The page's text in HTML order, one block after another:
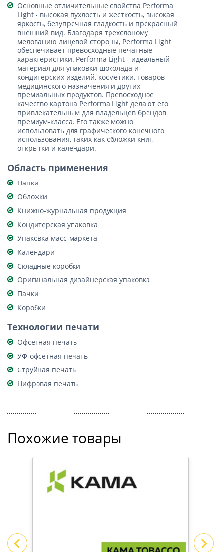
Основные отличительные свойства Performa
Light - высокая пухлость и жесткость, высокая
яркость, безупречная гладкость и прекрасный
внешний вид. Благодаря трехслоному
мелованию лицевой стороны, Performa Light
обеспечивает превосходные печатные
характеристики. Performa Light - идеальный
материал для упаковки шоколада и
кондитерских изделий, косметики, товаров
медицинского назначения и других
премиальных продуктов. Превосходное
качество картона Performa Light делают его
привлекательным для владельцев брендов
премиум-класса. Его также можно
использовать для графического конечного
использования, таких как обложки книг,
открытки и календари.
Область применения
Папки
Обложки
Книжно-журнальная продукция
Кондитерская упаковка
Упаковка масс-маркета
Календари
Складные коробки
Оригинальная дизайнерская упаковка
Пачки
Коробки
Технологии печати
Офсетная печать
УФ-офсетная печать
Струйная печать
Цифровая печать
Похожие товары